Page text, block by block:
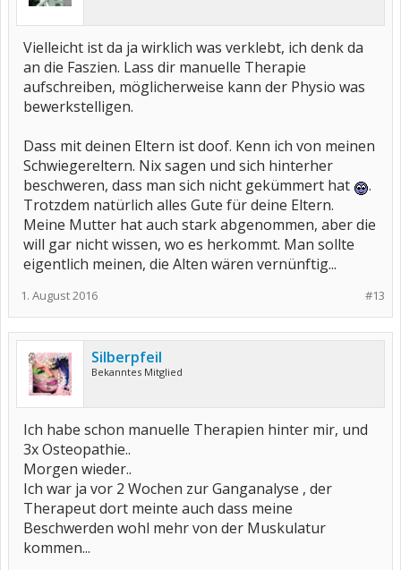
Vielleicht ist da ja wirklich was verklebt, ich denk da
an die Faszien. Lass dir manuelle Therapie
aufschreiben, möglicherweise kann der Physio was
bewerkstelligen.
Dass mit deinen Eltern ist doof. Kenn ich von meinen
Schwiegereltern. Nix sagen und sich hinterher
beschweren, dass man sich nicht gekümmert hat
.
Trotzdem natürlich alles Gute für deine Eltern.
Meine Mutter hat auch stark abgenommen, aber die
will gar nicht wissen, wo es herkommt. Man sollte
eigentlich meinen, die Alten wären vernünftig...
#13
1. August 2016
Silberpfeil
Bekanntes Mitglied
Ich habe schon manuelle Therapien hinter mir, und
3x Osteopathie..
Morgen wieder..
Ich war ja vor 2 Wochen zur Ganganalyse , der
Therapeut dort meinte auch dass meine
Beschwerden wohl mehr von der Muskulatur
kommen...